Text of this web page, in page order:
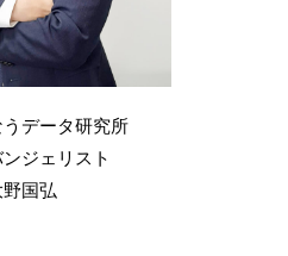
データ研究所
ジェリスト
野国弘